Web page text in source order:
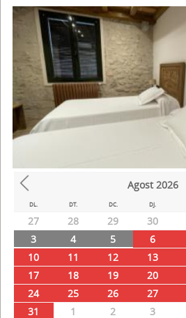
Prev
Agost 2026
DL. DT. DC. DJ.
27 28 29 30
3
4 5 6
10
11 12 13
17
18 19 20
24
25 26 27
31
1 2 3